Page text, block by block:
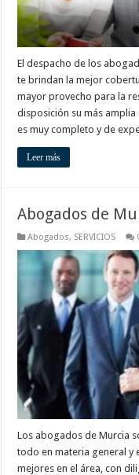
El despacho de los
te brindan la mejor
mayor provecho para la
disposición su más
es muy completo y de
Leer más
Abogados de
Abogados, SERVICIOS
Los abogados de Murcia
todo en materia general y
mejores en el área, con